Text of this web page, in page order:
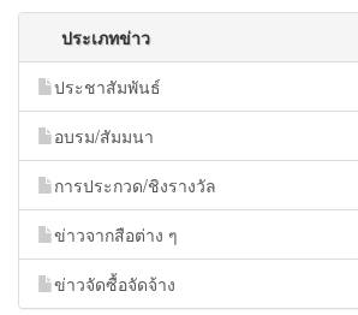
ประเภทข่าว
ประชาสัมพันธ์
อบรม/สัมมนา
การประกวด/ชิงรางวัล
ข่าวจากสือต่าง ๆ
ข่าวจัดซื้อจัดจ้าง